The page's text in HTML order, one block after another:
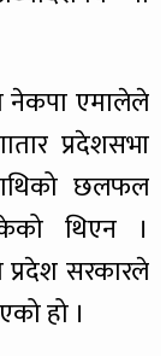
नेकपा एमालेले
प्रदेशसभा
छलफल
थिएन ।
सरकारले
हो ।